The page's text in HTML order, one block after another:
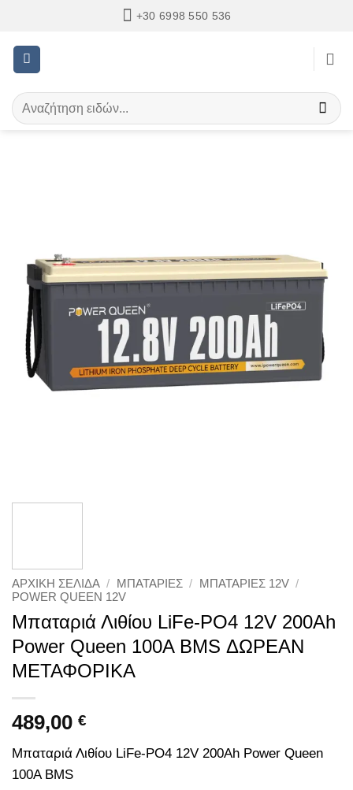
περιεχόμενο
+30 6998 550 536
Αναζήτηση
για:
ΑΡΧΙΚΉ ΣΕΛΊΔΑ / ΜΠΑΤΑΡΙΕΣ / ΜΠΑΤΑΡΙΕΣ 12V /
POWER QUEEN 12V
Μπαταριά Λιθίου LiFe-PO4 12V 200Ah
Power Queen 100A BMS ΔΩΡΕΑΝ
ΜΕΤΑΦΟΡΙΚΑ
489,00 €
Μπαταριά Λιθίου LiFe-PO4 12V 200Ah Power Queen
100A BMS